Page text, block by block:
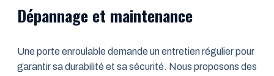
Dépannage et maintenance
Une porte enroulable demande un entretien régulier pour
garantir sa durabilité et sa sécurité. Nous proposons des